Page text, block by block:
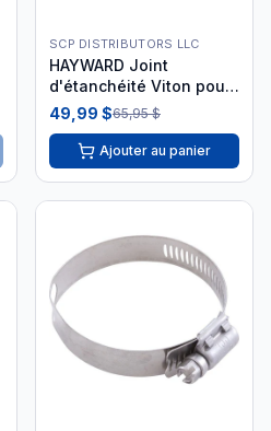
SCP DISTRIBUTORS LLC
HAYWARD Joint
d'étanchéité Viton pour
Couvert de Chlorinateur
CLX110K
49,99 $65,95 $
Ajouter au panier